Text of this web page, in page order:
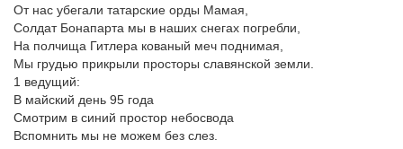
От нас убегали татарские орды Мамая,
Солдат Бонапарта мы в наших снегах погребли,
На полчища Гитлера кованый меч поднимая,
Мы грудью прикрыли просторы славянской земли.
1 ведущий:
В майский день 95 года
Смотрим в синий простор небосвода
Вспомнить мы не можем без слез.